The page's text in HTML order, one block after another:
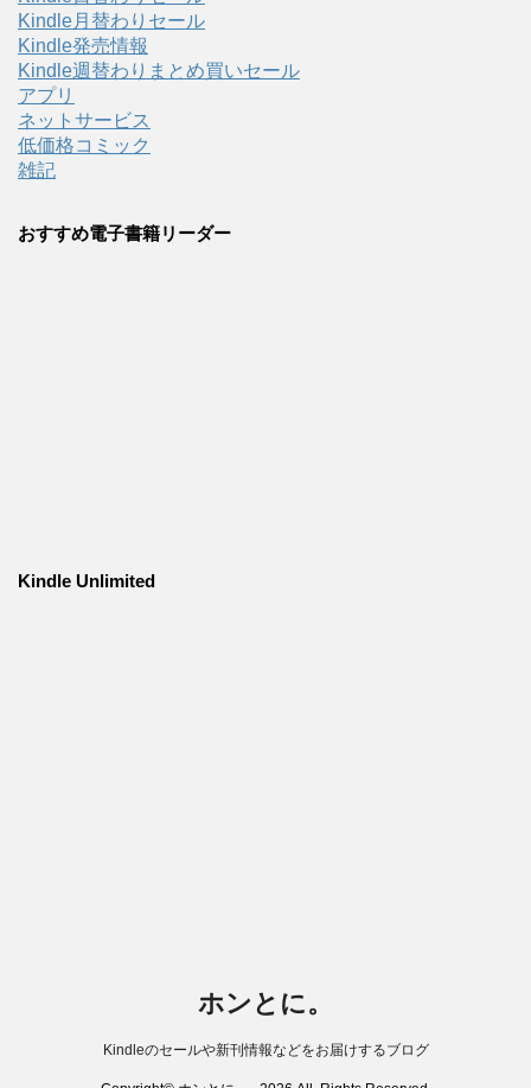
Kindle月替わりセール
Kindle発売情報
Kindle週替わりまとめ買いセール
アプリ
ネットサービス
低価格コミック
雑記
おすすめ電子書籍リーダー
Kindle Unlimited
ホンとに。
Kindleのセールや新刊情報などをお届けするブログ